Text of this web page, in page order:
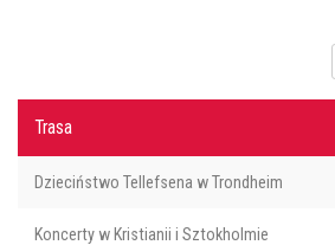
Trasa
Dzieciństwo Tellefsena w Trondheim
Koncerty w Kristianii i Sztokholmie